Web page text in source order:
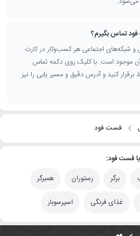
تماس بگیرم؟
و شبکه‌های اجتماعی هر کسب‌وکار در کارت
موجود است. با کلیک روی دکمه تماس
برقرار کنید و آدرس دقیق و مسیر یابی را نیز
فست فود
فست فود:
برگر رستوران همبرگر
غذای فرنگی اسپرسوبار